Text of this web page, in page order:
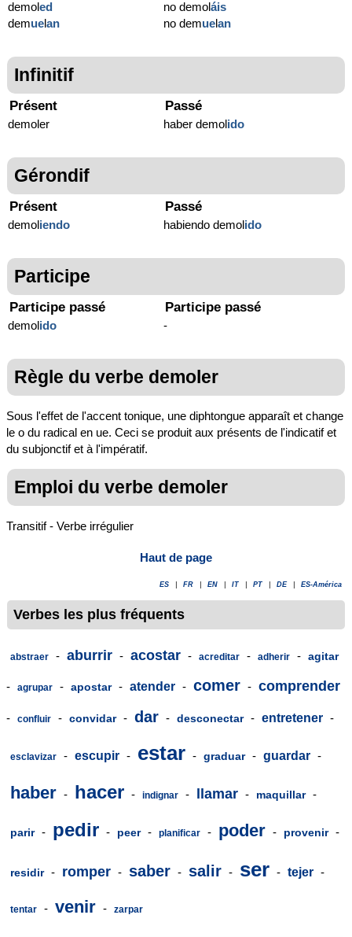
demoled
demuelan
no demoláis
no demuelan
Infinitif
Présent
demoler
Passé
haber demolido
Gérondif
Présent
demoliendo
Passé
habiendo demolido
Participe
Participe passé
demolido
Participe passé
-
Règle du verbe demoler
Sous l'effet de l'accent tonique, une diphtongue apparaît et change
le o du radical en ue. Ceci se produit aux présents de l'indicatif et
du subjonctif et à l'impératif.
Emploi du verbe demoler
Transitif - Verbe irrégulier
Haut de page
ES FR EN IT PT DE ES-América
Verbes les plus fréquents
abstraer - aburrir - acostar - acreditar - adherir - agitar
- agrupar - apostar - atender - comer - comprender
- confluir - convidar - dar - desconectar - entretener -
esclavizar - escupir - estar - graduar - guardar -
haber - hacer - indignar - llamar - maquillar -
parir - pedir - peer - planificar - poder - provenir -
residir - romper - saber - salir - ser - tejer -
tentar - venir - zarpar